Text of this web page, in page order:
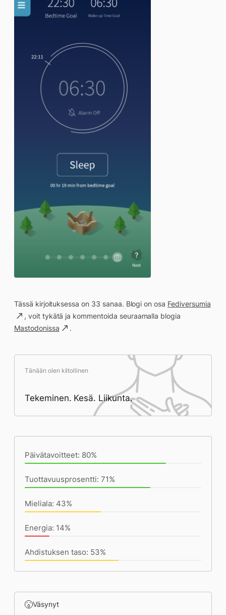
Tässä kirjoituksessa on 33 sanaa. Blogi on osa Fediversumia
, voit tykätä ja kommentoida seuraamalla blogia
Mastodonissa
.
Tänään olen kiitollinen
Tekeminen. Kesä. Liikunta.
Päivätavoitteet: 80%
Tuottavuusprosentti: 71%
Mieliala: 43%
Energia: 14%
Ahdistuksen taso: 53%
Väsynyt